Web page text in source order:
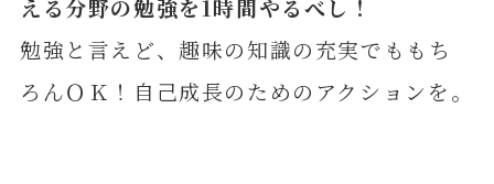
える分野の勉強を1時間やるべし！
勉強と言えど、趣味の知識の充実でももち
ろんＯＫ！自己成長のためのアクションを。